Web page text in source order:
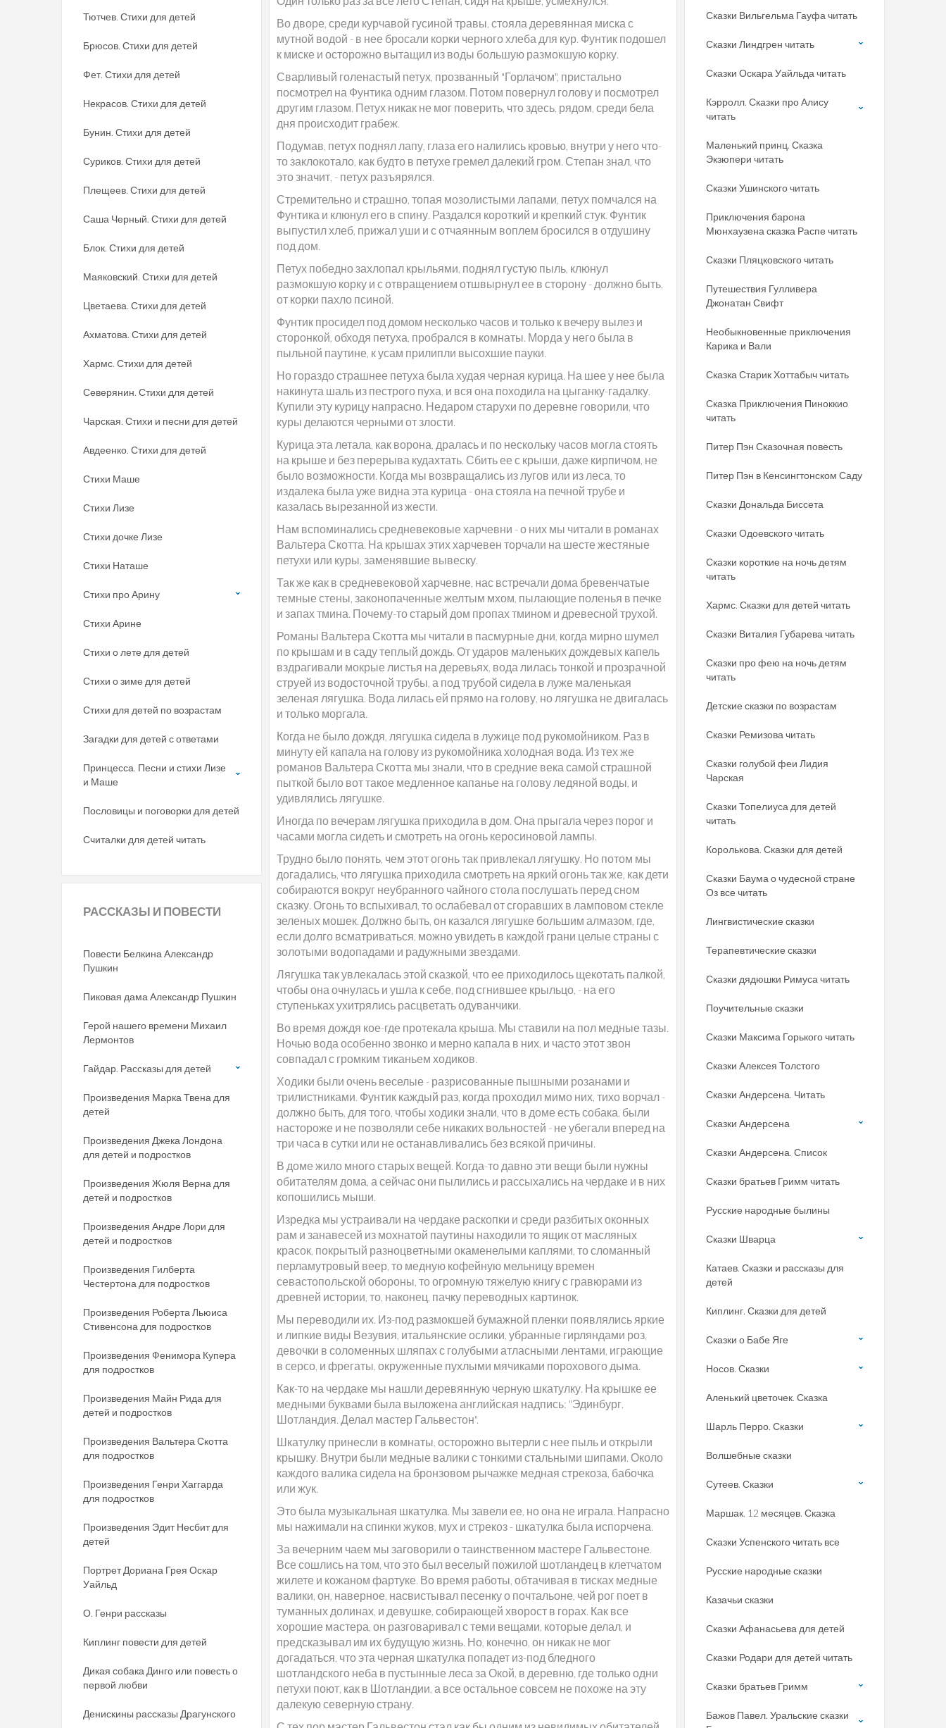
Во дворе, среди курчавой гусиной травы, стояла деревянная миска с
мутной водой - в нее бросали корки черного хлеба для кур. Фунтик подошел
к миске и осторожно вытащил из воды большую размокшую корку.
Сварливый голенастый петух, прозванный "Горлачом", пристально
посмотрел на Фунтика одним глазом. Потом повернул голову и посмотрел
другим глазом. Петух никак не мог поверить, что здесь, рядом, среди бела
дня происходит грабеж.
Подумав, петух поднял лапу, глаза его налились кровью, внутри у него что-
то заклокотало, как будто в петухе гремел далекий гром. Степан знал, что
это значит, - петух разъярялся.
Стремительно и страшно, топая мозолистыми лапами, петух помчался на
Фунтика и клюнул его в спину. Раздался короткий и крепкий стук. Фунтик
выпустил хлеб, прижал уши и с отчаянным воплем бросился в отдушину
под дом.
Петух победно захлопал крыльями, поднял густую пыль, клюнул
размокшую корку и с отвращением отшвырнул ее в сторону - должно быть,
от корки пахло псиной.
Фунтик просидел под домом несколько часов и только к вечеру вылез и
сторонкой, обходя петуха, пробрался в комнаты. Морда у него была в
пыльной паутине, к усам прилипли высохшие пауки.
Но гораздо страшнее петуха была худая черная курица. На шее у нее была
накинута шаль из пестрого пуха, и вся она походила на цыганку-гадалку.
Купили эту курицу напрасно. Недаром старухи по деревне говорили, что
куры делаются черными от злости.
Курица эта летала, как ворона, дралась и по нескольку часов могла стоять
на крыше и без перерыва кудахтать. Сбить ее с крыши, даже кирпичом, не
было возможности. Когда мы возвращались из лугов или из леса, то
издалека была уже видна эта курица - она стояла на печной трубе и
казалась вырезанной из жести.
Нам вспоминались средневековые харчевни - о них мы читали в романах
Вальтера Скотта. На крышах этих харчевен торчали на шесте жестяные
петухи или куры, заменявшие вывеску.
Так же как в средневековой харчевне, нас встречали дома бревенчатые
темные стены, законопаченные желтым мхом, пылающие поленья в печке
и запах тмина. Почему-то старый дом пропах тмином и древесной трухой.
Романы Вальтера Скотта мы читали в пасмурные дни, когда мирно шумел
по крышам и в саду теплый дождь. От ударов маленьких дождевых капель
вздрагивали мокрые листья на деревьях, вода лилась тонкой и прозрачной
струей из водосточной трубы, а под трубой сидела в луже маленькая
зеленая лягушка. Вода лилась ей прямо на голову, но лягушка не двигалась
и только моргала.
Когда не было дождя, лягушка сидела в лужице под рукомойником. Раз в
минуту ей капала на голову из рукомойника холодная вода. Из тех же
романов Вальтера Скотта мы знали, что в средние века самой страшной
пыткой было вот такое медленное капанье на голову ледяной воды, и
удивлялись лягушке.
Иногда по вечерам лягушка приходила в дом. Она прыгала через порог и
часами могла сидеть и смотреть на огонь керосиновой лампы.
Трудно было понять, чем этот огонь так привлекал лягушку. Но потом мы
догадались, что лягушка приходила смотреть на яркий огонь так же, как дети
собираются вокруг неубранного чайного стола послушать перед сном
сказку. Огонь то вспыхивал, то ослабевал от сгоравших в ламповом стекле
зеленых мошек. Должно быть, он казался лягушке большим алмазом, где,
если долго всматриваться, можно увидеть в каждой грани целые страны с
золотыми водопадами и радужными звездами.
Лягушка так увлекалась этой сказкой, что ее приходилось щекотать палкой,
чтобы она очнулась и ушла к себе, под сгнившее крыльцо, - на его
ступеньках ухитрялись расцветать одуванчики.
Во время дождя кое-где протекала крыша. Мы ставили на пол медные тазы.
Ночью вода особенно звонко и мерно капала в них, и часто этот звон
совпадал с громким тиканьем ходиков.
Ходики были очень веселые - разрисованные пышными розанами и
трилистниками. Фунтик каждый раз, когда проходил мимо них, тихо ворчал -
должно быть, для того, чтобы ходики знали, что в доме есть собака, были
настороже и не позволяли себе никаких вольностей - не убегали вперед на
три часа в сутки или не останавливались без всякой причины.
В доме жило много старых вещей. Когда-то давно эти вещи были нужны
обитателям дома, а сейчас они пылились и рассыхались на чердаке и в них
копошились мыши.
Изредка мы устраивали на чердаке раскопки и среди разбитых оконных
рам и занавесей из мохнатой паутины находили то ящик от масляных
красок, покрытый разноцветными окаменелыми каплями, то сломанный
перламутровый веер, то медную кофейную мельницу времен
севастопольской обороны, то огромную тяжелую книгу с гравюрами из
древней истории, то, наконец, пачку переводных картинок.
Мы переводили их. Из-под размокшей бумажной пленки появлялись яркие
и липкие виды Везувия, итальянские ослики, убранные гирляндами роз,
девочки в соломенных шляпах с голубыми атласными лентами, играющие
в серсо, и фрегаты, окруженные пухлыми мячиками порохового дыма.
Как-то на чердаке мы нашли деревянную черную шкатулку. На крышке ее
медными буквами была выложена английская надпись: "Эдинбург.
Шотландия. Делал мастер Гальвестон".
Шкатулку принесли в комнаты, осторожно вытерли с нее пыль и открыли
крышку. Внутри были медные валики с тонкими стальными шипами. Около
каждого валика сидела на бронзовом рычажке медная стрекоза, бабочка
или жук.
Это была музыкальная шкатулка. Мы завели ее, но она не играла. Напрасно
мы нажимали на спинки жуков, мух и стрекоз - шкатулка была испорчена.
За вечерним чаем мы заговорили о таинственном мастере Гальвестоне.
Все сошлись на том, что это был веселый пожилой шотландец в клетчатом
жилете и кожаном фартуке. Во время работы, обтачивая в тисках медные
валики, он, наверное, насвистывал песенку о почтальоне, чей рог поет в
туманных долинах, и девушке, собирающей хворост в горах. Как все
хорошие мастера, он разговаривал с теми вещами, которые делал, и
предсказывал им их будущую жизнь. Но, конечно, он никак не мог
догадаться, что эта черная шкатулка попадет из-под бледного
шотландского неба в пустынные леса за Окой, в деревню, где только одни
петухи поют, как в Шотландии, а все остальное совсем не похоже на эту
далекую северную страну.
Тютчев. Стихи для детей
Брюсов. Стихи для детей
Фет. Стихи для детей
Некрасов. Стихи для детей
Бунин. Стихи для детей
Суриков. Стихи для детей
Плещеев. Стихи для детей
Саша Черный. Стихи для детей
Блок. Стихи для детей
Маяковский. Стихи для детей
Цветаева. Стихи для детей
Ахматова. Стихи для детей
Хармс. Стихи для детей
Северянин. Стихи для детей
Чарская. Стихи и песни для детей
Авдеенко. Стихи для детей
Стихи Маше
Стихи Лизе
Стихи дочке Лизе
Стихи Наташе
Стихи про Арину
Стихи Арине
Стихи о лете для детей
Стихи о зиме для детей
Стихи для детей по возрастам
Загадки для детей с ответами
Принцесса. Песни и стихи Лизе
и Маше
Пословицы и поговорки для детей
Считалки для детей читать
РАССКАЗЫ И ПОВЕСТИ
Повести Белкина Александр
Пушкин
Пиковая дама Александр Пушкин
Герой нашего времени Михаил
Лермонтов
Гайдар. Рассказы для детей
Произведения Марка Твена для
детей
Произведения Джека Лондона
для детей и подростков
Произведения Жюля Верна для
детей и подростков
Произведения Андре Лори для
детей и подростков
Произведения Гилберта
Честертона для подростков
Произведения Роберта Льюиса
Стивенсона для подростков
Произведения Фенимора Купера
для подростков
Произведения Майн Рида для
детей и подростков
Произведения Вальтера Скотта
для подростков
Произведения Генри Хаггарда
для подростков
Произведения Эдит Несбит для
детей
Портрет Дориана Грея Оскар
Уайльд
О. Генри рассказы
Киплинг повести для детей
Дикая собака Динго или повесть о
первой любви
Денискины рассказы Драгунского
Сказки Вильгельма Гауфа читать
Сказки Линдгрен читать
Сказки Оскара Уайльда читать
Кэрролл. Сказки про Алису
читать
Маленький принц. Сказка
Экзюпери читать
Сказки Ушинского читать
Приключения барона
Мюнхаузена сказка Распе читать
Сказки Пляцковского читать
Путешествия Гулливера
Джонатан Свифт
Необыкновенные приключения
Карика и Вали
Сказка Старик Хоттабыч читать
Сказка Приключения Пиноккио
читать
Питер Пэн Сказочная повесть
Питер Пэн в Кенсингтонском Саду
Сказки Дональда Биссета
Сказки Одоевского читать
Сказки короткие на ночь детям
читать
Хармс. Сказки для детей читать
Сказки Виталия Губарева читать
Сказки про фею на ночь детям
читать
Детские сказки по возрастам
Сказки Ремизова читать
Сказки голубой феи Лидия
Чарская
Сказки Топелиуса для детей
читать
Королькова. Сказки для детей
Сказки Баума о чудесной стране
Оз все читать
Лингвистические сказки
Терапевтические сказки
Сказки дядюшки Римуса читать
Поучительные сказки
Сказки Максима Горького читать
Сказки Алексея Толстого
Сказки Андерсена. Читать
Сказки Андерсена
Сказки Андерсена. Список
Сказки братьев Гримм читать
Русские народные былины
Сказки Шварца
Катаев. Сказки и рассказы для
детей
Киплинг. Сказки для детей
Сказки о Бабе Яге
Носов. Сказки
Аленький цветочек. Сказка
Шарль Перро. Сказки
Волшебные сказки
Сутеев. Сказки
Маршак. 12 месяцев. Сказка
Сказки Успенского читать все
Русские народные сказки
Казачьи сказки
Сказки Афанасьева для детей
Сказки Родари для детей читать
Сказки братьев Гримм
Бажов Павел. Уральские сказки